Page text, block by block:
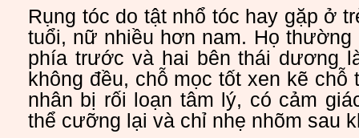
Rụng tóc do tật nhổ tóc hay gặp ở
tuổi, nữ nhiều hơn nam. Họ thường
phía trước và hai bên thái dương
không đều, chỗ mọc tốt xen kẽ chỗ
nhân bị rối loạn tâm lý, có cảm
thể cưỡng lại và chỉ nhẹ nhõm sau